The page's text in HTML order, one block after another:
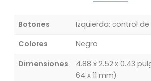
Botones
Izquierda: control
Colores
Negro
Dimensiones
4.88 x 2.52 x 0.43
64 x 11 mm)